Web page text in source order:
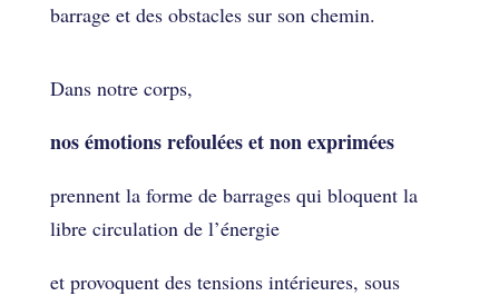
barrage et des obstacles sur son chemin.
Dans notre corps,
nos émotions refoulées et non exprimées
prennent la forme de barrages qui bloquent la
libre circulation de l’énergie
et provoquent des tensions intérieures, sous